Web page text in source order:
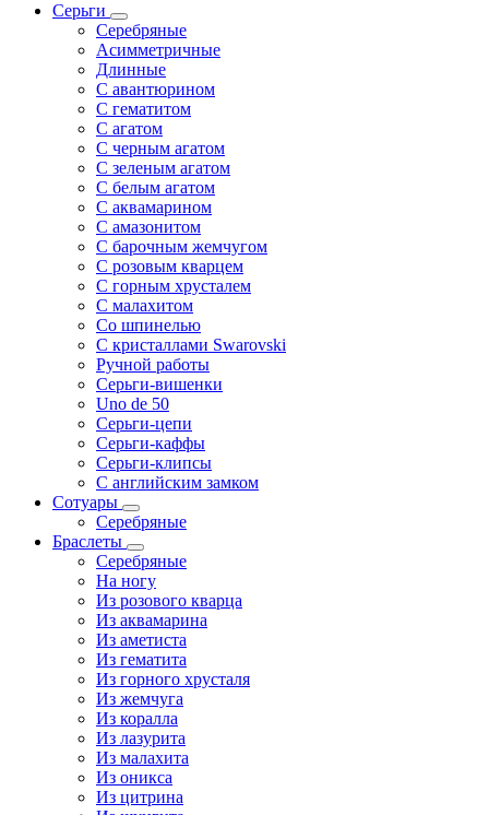
Серьги
Серебряные
Асимметричные
Длинные
С авантюрином
С гематитом
С агатом
С черным агатом
С зеленым агатом
С белым агатом
С аквамарином
С амазонитом
С барочным жемчугом
С розовым кварцем
С горным хрусталем
С малахитом
Со шпинелью
С кристаллами Swarovski
Ручной работы
Серьги-вишенки
Uno de 50
Серьги-цепи
Серьги-каффы
Серьги-клипсы
С английским замком
Сотуары
Серебряные
Браслеты
Серебряные
На ногу
Из розового кварца
Из аквамарина
Из аметиста
Из гематита
Из горного хрусталя
Из жемчуга
Из коралла
Из лазурита
Из малахита
Из оникса
Из цитрина